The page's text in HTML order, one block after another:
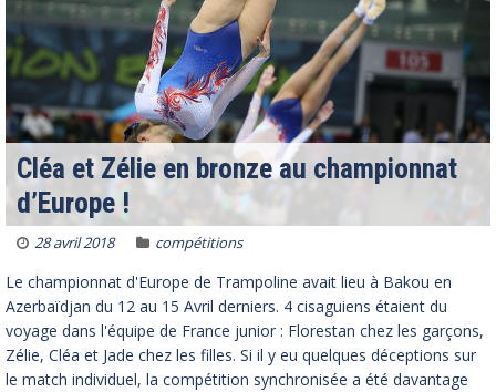
Cléa et Zélie en bronze au championnat
d’Europe !
28 avril 2018 compétitions
Le championnat d'Europe de Trampoline avait lieu à Bakou en
Azerbaïdjan du 12 au 15 Avril derniers. 4 cisaguiens étaient du
voyage dans l'équipe de France junior : Florestan chez les garçons,
Zélie, Cléa et Jade chez les filles. Si il y eu quelques déceptions sur
le match individuel, la compétition synchronisée a été davantage